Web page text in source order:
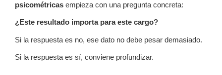
psicométricas empieza con una pregunta concreta:
¿Este resultado importa para este cargo?
Si la respuesta es no, ese dato no debe pesar demasiado.
Si la respuesta es sí, conviene profundizar.